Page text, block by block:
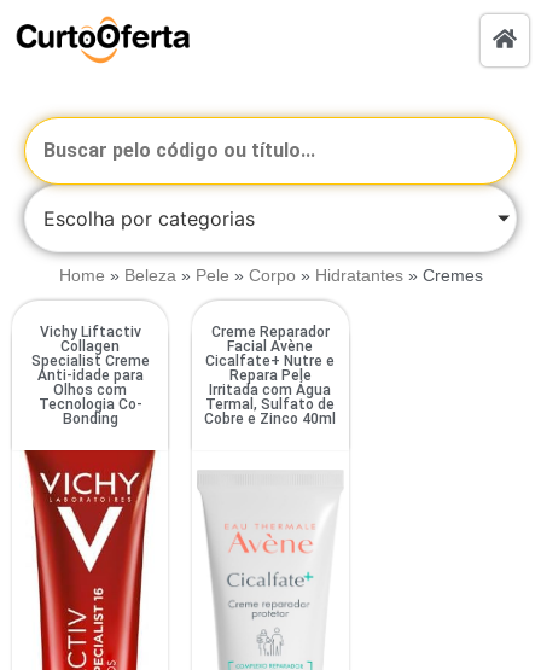
Escolha por categorias
Home » Beleza » Pele » Corpo » Hidratantes» Cremes
Vichy Liftactiv
Collagen
Specialist Creme
Anti-idade para
Olhos com
Tecnologia Co-
Bonding
Creme Reparador
Facial Avène
Cicalfate+ Nutre e
Repara Pele
Irritada com Água
Termal, Sulfato de
Cobre e Zinco 40ml